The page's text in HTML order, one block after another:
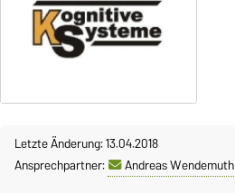
Letzte Änderung: 13.04.2018
Ansprechpartner:
Andreas Wendemuth